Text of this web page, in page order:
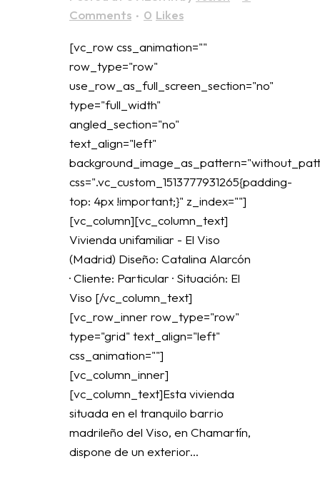
Comments
0 Likes
[vc_row css_animation=""
row_type="row"
use_row_as_full_screen_section="no"
type="full_width"
angled_section="no"
text_align="left"
css=".vc_custom_1513777931265{padding-
top: 4px !important;}" z_index=""]
[vc_column][vc_column_text]
Vivienda unifamiliar - El Viso
(Madrid) Diseño: Catalina Alarcón
· Cliente: Particular · Situación: El
Viso [/vc_column_text]
[vc_row_inner row_type="row"
type="grid" text_align="left"
css_animation=""]
[vc_column_inner]
[vc_column_text]Esta vivienda
situada en el tranquilo barrio
madrileño del Viso, en Chamartín,
dispone de un exterior...